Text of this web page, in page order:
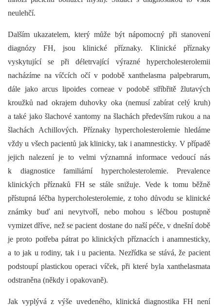
neulehčí.
Dalším ukazatelem, který může být nápomocný při stanovení
diagnózy FH, jsou klinické příznaky. Klinické příznaky
vyskytující se při déletrvající výrazné hypercholesterolemii
nacházíme na víčcích očí v podobě xanthelasma palpebrarum,
dále jako arcus lipoides corneae v podobě stříbřitě žlutavých
kroužků nad okrajem duhovky oka (nemusí zabírat celý kruh)
a také jako šlachové xantomy na šlachách především rukou a na
šlachách Achillových. Příznaky hypercholesterolemie hledáme
vždy u všech pacientů jak klinicky, tak i anamnesticky. V případě
jejich nalezení je to velmi významná informace vedoucí nás
k diagnostice familiární hypercholesterolemie. Prevalence
klinických příznaků FH se stále snižuje. Vede k tomu běžně
přístupná léčba hypercholesterolemie, z toho důvodu se klinické
známky buď ani nevytvoří, nebo mohou s léčbou postupně
vymizet dříve, než se pacient dostane do naší péče, v dnešní době
je proto potřeba pátrat po klinických příznacích i anamnesticky,
a to jak u rodiny, tak i u pacienta. Nezřídka se stává, že pacient
podstoupí plastickou operaci víček, při které byla xanthelasmata
odstraněna (někdy i opakovaně).
Jak vyplývá z výše uvedeného, klinická diagnostika FH není